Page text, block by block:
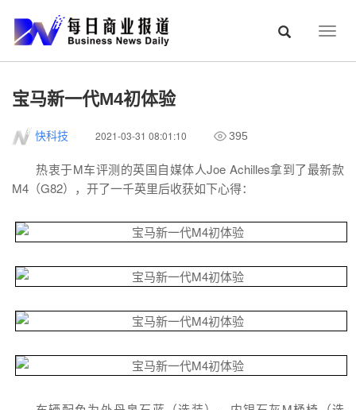
宝马新一代M4初体验
快科技 2021-03-31 08:01:10 395
热衷于M车评测的英国自媒体人Joe Achilles拿到了最新款
M4（G82），开了一千英里后收获如下心得：